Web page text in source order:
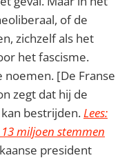
of de
zichzelf als het
het fascisme.
noemen. [De Franse
zegt dat hij de
bestrijden.Lees:
miljoen stemmen
president